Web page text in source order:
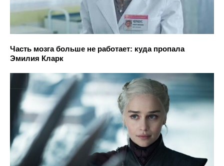
Часть мозга больше не работает: куда пропала
Эмилия Кларк